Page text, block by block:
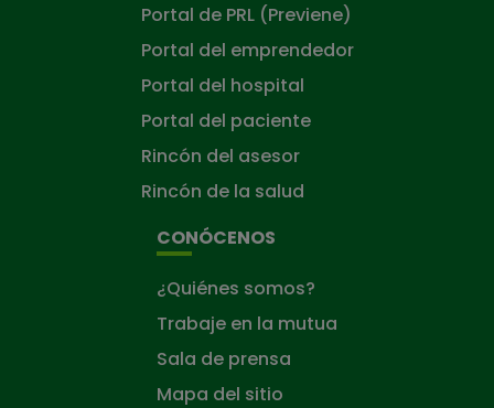
Portal de PRL (Previene)
Portal del emprendedor
Portal del hospital
Portal del paciente
Rincón del asesor
Rincón de la salud
CONÓCENOS
¿Quiénes somos?
Trabaje en la mutua
Sala de prensa
Mapa del sitio